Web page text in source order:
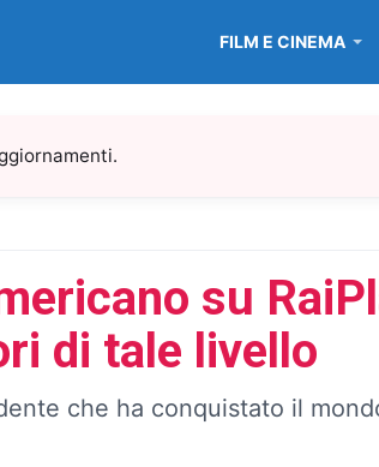
FILM E CINEMA
su
di tale livello
che ha conquistato il